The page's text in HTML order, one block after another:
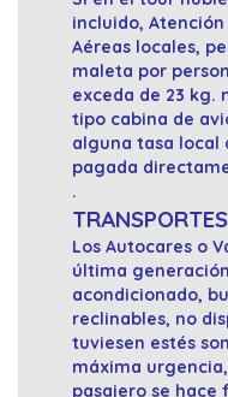
incluido,
Aéreas locales,
maleta por
exceda de 23 kg.
tipo cabina de
alguna tasa local
pagada
.
TRANSPORTES
Los Autocares o
última
acondicionado,
reclinables, no
tuviesen estés
máxima
pasajero se hace